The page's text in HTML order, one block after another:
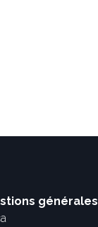
générales